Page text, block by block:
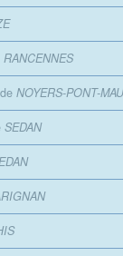
RANCENNES
NOYERS-PONT-
SEDAN